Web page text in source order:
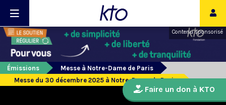
Contenu sponsorisé
Émissions
Messe à Notre-Dame de Paris
Messe du 30 décembre 2025 à Notre-Dame de Paris
Faire un don à KTO